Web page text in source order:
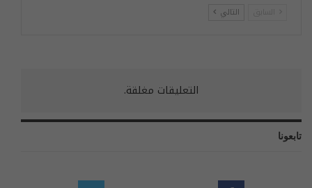
التالي
التعليقات مغلقة.
تابعونا